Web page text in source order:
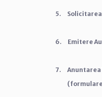
5.
6. Emitere
7.